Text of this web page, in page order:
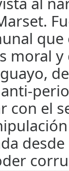
moral y
con el
desde